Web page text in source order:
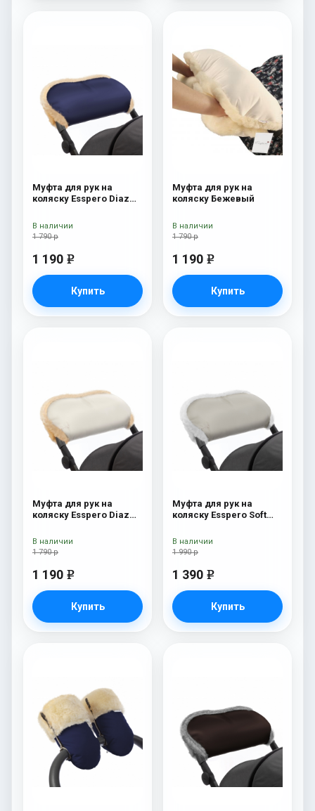
Муфта для рук на
коляску Esspero Diaz
Navy
1 790 р
1 190 e
Купить
В наличии
Муфта для рук на
коляску Бежевый
1 790 р
1 190 e
Купить
В наличии
Муфта для рук на
коляску Esspero Diaz
Beige
1 790 р
1 190 e
Купить
В наличии
Муфта для рук на
коляску Esspero Soft
1 990 р
1 390 e
Купить
В наличии